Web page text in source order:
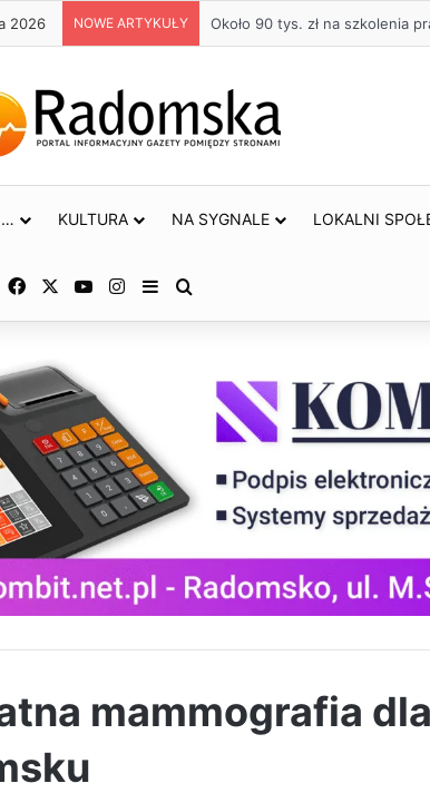
2026 NOWE ARTYKUŁY Życie bez alkoholu – lepszy
… KULTURA NA SYGNALE LOKALNI
Facebook YouTubeInstagram
Sidebar
mammografia